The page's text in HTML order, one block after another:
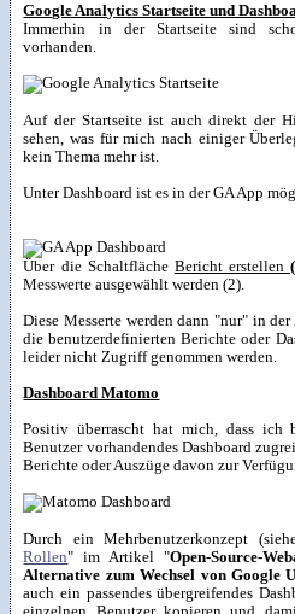
Google Analytics Startseite und
Immerhin in der Startseite sind
vorhanden.
Auf der Startseite ist auch direkt der
sehen, was für mich nach einiger
kein Thema mehr ist.
Unter Dashboard ist es in der GA App
Über die Schaltfläche Bericht erstellen
Messwerte ausgewählt werden (2).
Diese Messerte werden dann "nur" in
die benutzerdefinierten Berichte oder
leider nicht Zugriff genommen werden.
Dashboard Matomo
Positiv überrascht hat mich, dass
Benutzer vorhandendes Dashboard
Berichte oder Auszüge davon zur
Durch ein Mehrbenutzerkonzept
Rollen" im Artikel "Open-Source-
Alternative zum Wechsel von Google
auch ein passendes übergreifendes